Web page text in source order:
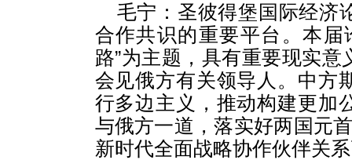
毛宁：圣彼得堡国际经济
合作共识的重要平台。本
路”为主题，具有重要现实
会见俄方有关领导人。中方
行多边主义，推动构建更加
与俄方一道，落实好两国元
新时代全面战略协作伙伴关